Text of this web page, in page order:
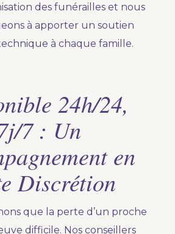
des funérailles et nous
à apporter un soutien
à chaque famille.
24h/24,
7 : Un
en
Discrétion
que la perte d’un proche
difficile. Nos conseillers